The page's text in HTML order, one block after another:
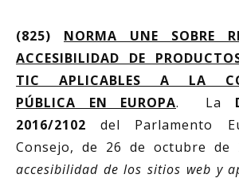
(825) NORMA UNE SOBRE
ACCESIBILIDAD DE
TIC APLICABLES A LA
PÚBLICA EN EUROPA. La
2016/2102del Parlamento
Consejo, de 26 de octubre de
accesibilidad de los sitios web y